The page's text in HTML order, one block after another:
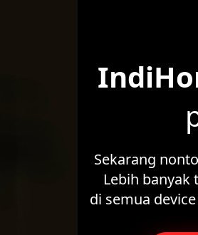
Sekarang
Lebih banyak
di semua